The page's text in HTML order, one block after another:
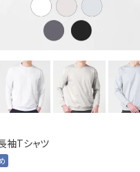
袖Tシャツ
カートに入れる
カートに入れる
カートに入れる
カートに入れる